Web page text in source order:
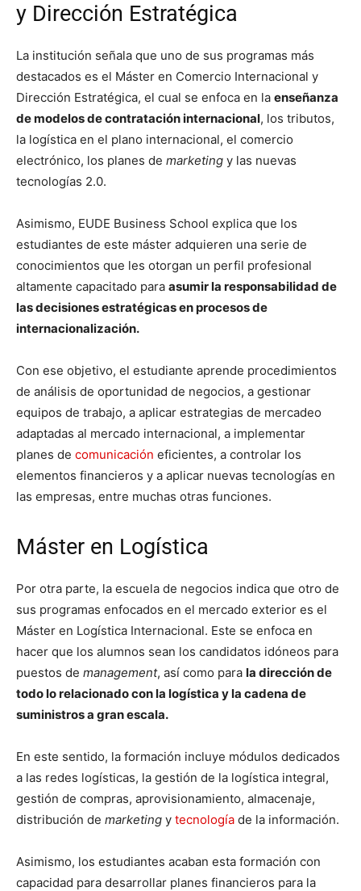
y Dirección Estratégica
La institución señala que uno de sus programas más
destacados es el Máster en Comercio Internacional y
Dirección Estratégica, el cual se enfoca en la enseñanza
de modelos de contratación internacional, los tributos,
la logística en el plano internacional, el comercio
electrónico, los planes de marketing y las nuevas
tecnologías 2.0.
Asimismo, EUDE Business School explica que los
estudiantes de este máster adquieren una serie de
conocimientos que les otorgan un perfil profesional
altamente capacitado para asumir la responsabilidad de
las decisiones estratégicas en procesos de
internacionalización.
Con ese objetivo, el estudiante aprende procedimientos
de análisis de oportunidad de negocios, a gestionar
equipos de trabajo, a aplicar estrategias de mercadeo
adaptadas al mercado internacional, a implementar
planes de comunicación eficientes, a controlar los
elementos financieros y a aplicar nuevas tecnologías en
las empresas, entre muchas otras funciones.
Máster en Logística
Por otra parte, la escuela de negocios indica que otro de
sus programas enfocados en el mercado exterior es el
Máster en Logística Internacional. Este se enfoca en
hacer que los alumnos sean los candidatos idóneos para
puestos de management, así como para la dirección de
todo lo relacionado con la logística y la cadena de
suministros a gran escala.
En este sentido, la formación incluye módulos dedicados
a las redes logísticas, la gestión de la logística integral,
gestión de compras, aprovisionamiento, almacenaje,
distribución de marketing y tecnología de la información.
Asimismo, los estudiantes acaban esta formación con
capacidad para desarrollar planes financieros para la